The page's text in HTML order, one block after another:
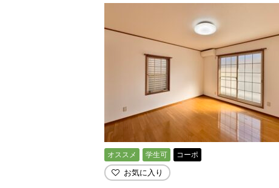
オススメ 学生可 コーポ
お気に入り